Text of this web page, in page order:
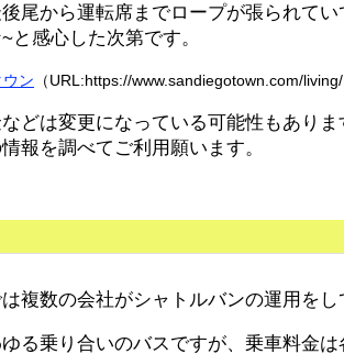
尾から運転席までロープが張られて
と感心した次第です。
ン （URL:https://www.sandiegotown.com/living/
どは変更になっている可能性もありま
報を調べてご利用願います。
複数の会社がシャトルバンの運用をし
る乗り合いのバスですが、乗車料金